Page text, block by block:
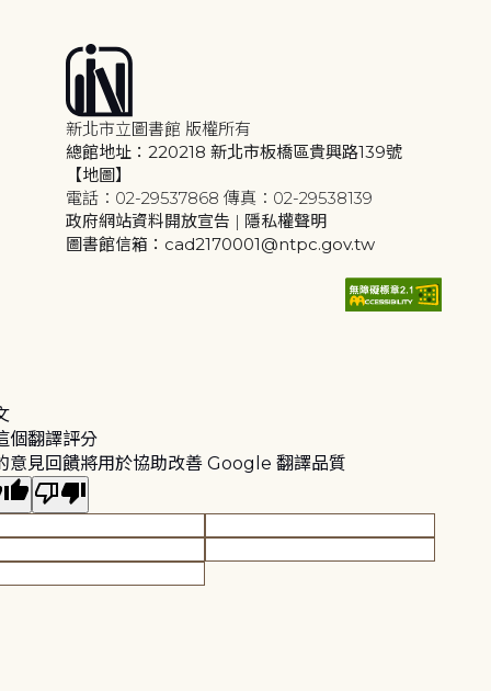
新北市立圖書館 版權所有
總館地址：220218 新北市板橋區貴興路139號
【地圖】
電話：02-29537868 傳真：02-29538139
政府網站資料開放宣告 | 隱私權聲明
圖書館信箱：cad2170001@ntpc.gov.tw
個翻譯評分
意見回饋將用於協助改善 Google 翻譯品質